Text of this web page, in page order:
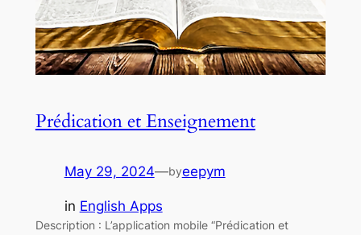
Prédication et Enseignement
May 29, 2024—byeepym
in English Apps
Description : L’application mobile “Prédication et